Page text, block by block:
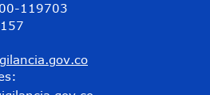
119703